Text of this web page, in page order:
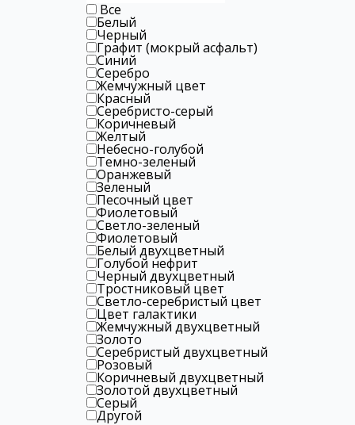
Все
Белый
Черный
Графит (мокрый асфальт)
Синий
Серебро
Жемчужный цвет
Красный
Серебристо-серый
Коричневый
Желтый
Небесно-голубой
Темно-зеленый
Оранжевый
Зеленый
Песочный цвет
Фиолетовый
Светло-зеленый
Фиолетовый
Белый двухцветный
Голубой нефрит
Черный двухцветный
Тростниковый цвет
Светло-серебристый цвет
Цвет галактики
Жемчужный двухцветный
Золото
Серебристый двухцветный
Розовый
Коричневый двухцветный
Золотой двухцветный
Серый
Другой